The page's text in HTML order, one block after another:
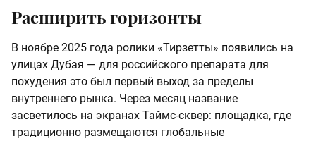
Расширить горизонты
В ноябре 2025 года ролики «Тирзетты» появились на
улицах Дубая — для российского препарата для
похудения это был первый выход за пределы
внутреннего рынка. Через месяц название
засветилось на экранах Таймс-сквер: площадка, где
традиционно размещаются глобальные